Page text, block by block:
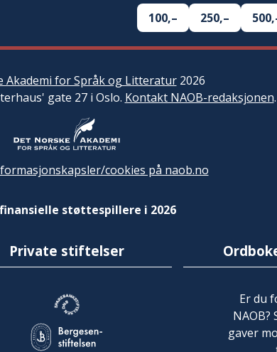
100,– 250,–
Akademi for Språk og Litteratur2026
gate 27 i Oslo. Kontakt NAOB-redaksjonen.
cookies på naob.no
finansielle støttespillere i 2026
Private stiftelser
Er du
NAOB?
gaver